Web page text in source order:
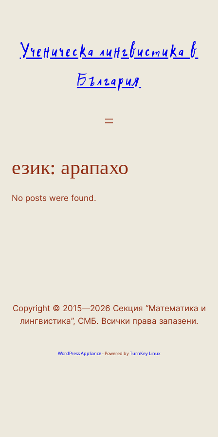
Ученическа лингвистика в
България
език: арапахо
No posts were found.
Copyright © 2015—2026 Секция “Математика и
лингвистика”, СМБ. Всички права запазени.
WordPress Appliance- Powered byTurnKey Linux